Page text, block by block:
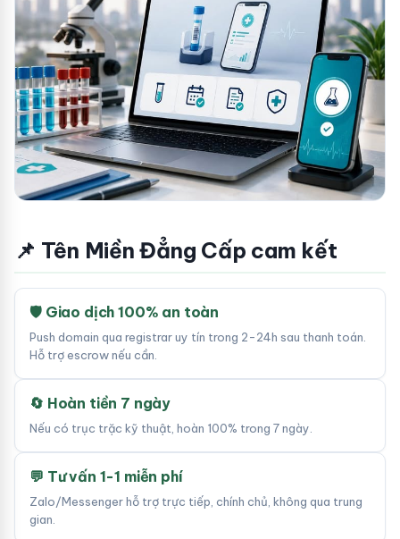
📌 Tên Miền Đẳng Cấp cam kết
🛡 Giao dịch 100% an toàn
Push domain qua registrar uy tín trong 2-24h sau thanh toán.
Hỗ trợ escrow nếu cần.
🔄 Hoàn tiền 7 ngày
Nếu có trục trặc kỹ thuật, hoàn 100% trong 7 ngày.
💬 Tư vấn 1-1 miễn phí
Zalo/Messenger hỗ trợ trực tiếp, chính chủ, không qua trung
gian.